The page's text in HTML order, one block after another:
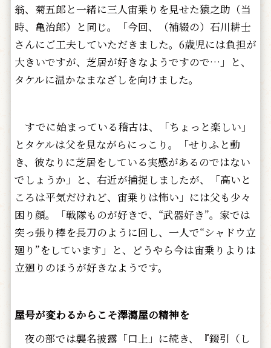
翁、菊五郎と一緒に三人宙乗りを見せた猿之助（当
時、亀治郎）と同じ。「今回、（補綴の）石川耕士
さんにご工夫していただきました。6歳児には負担が
大きいですが、芝居が好きなようですので…」と、
タケルに温かなまなざしを向けました。
すでに始まっている稽古は、「ちょっと楽しい」
とタケルは父を見ながらにっこり。「せりふと動
き、彼なりに芝居をしている実感があるのではない
でしょうか」と、右近が捕捉しましたが、「高いと
ころは平気だけれど、宙乗りは怖い」には父も少々
困り顔。「戦隊ものが好きで、“武器好き”。家では
突っ張り棒を長刀のように回し、一人で“シャドウ立
廻り”をしています」と、どうやら今は宙乗りよりは
立廻りのほうが好きなようです。
屋号が変わるからこそ澤瀉屋の精神を
夜の部では襲名披露「口上」に続き、『錣引（し